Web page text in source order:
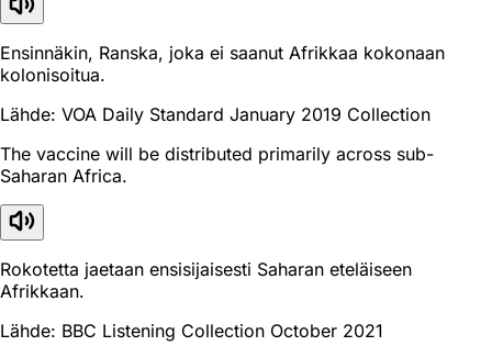
Ensinnäkin, Ranska, joka ei saanut Afrikkaa kokonaan
kolonisoitua.
Lähde: VOA Daily Standard January 2019 Collection
The vaccine will be distributed primarily across sub-
Saharan Africa.
Rokotetta jaetaan ensisijaisesti Saharan eteläiseen
Afrikkaan.
Lähde: BBC Listening Collection October 2021